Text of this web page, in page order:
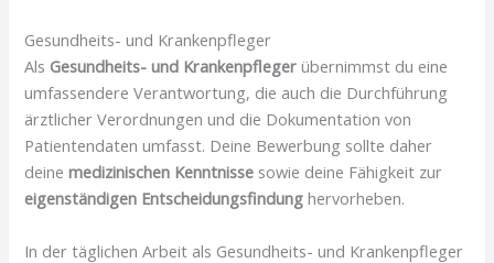
Gesundheits- und Krankenpfleger
Als Gesundheits- und Krankenpfleger übernimmst du eine
umfassendere Verantwortung, die auch die Durchführung
ärztlicher Verordnungen und die Dokumentation von
Patientendaten umfasst. Deine Bewerbung sollte daher
deinemedizinischen Kenntnisse sowie deine Fähigkeit zur
eigenständigen Entscheidungsfindung hervorheben.
In der täglichen Arbeit als Gesundheits- und Krankenpfleger